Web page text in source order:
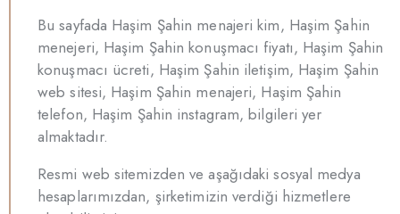
Bu sayfada Haşim Şahin menajeri kim, Haşim Şahin
menejeri, Haşim Şahin konuşmacı fiyatı, Haşim Şahin
konuşmacı ücreti, Haşim Şahin iletişim, Haşim Şahin
web sitesi, Haşim Şahin menajeri, Haşim Şahin
telefon, Haşim Şahin instagram, bilgileri yer
almaktadır.
Resmi web sitemizden ve aşağıdaki sosyal medya
hesaplarımızdan, şirketimizin verdiği hizmetlere